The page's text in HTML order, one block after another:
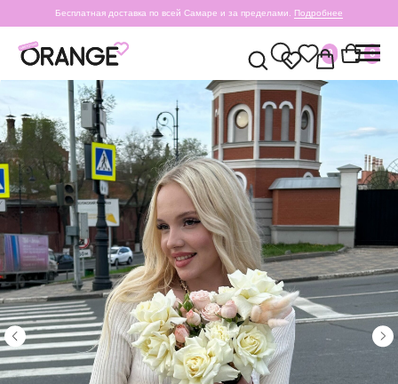
0 0
Бесплатная доставка по всей Самаре и за пределами. Подробнее